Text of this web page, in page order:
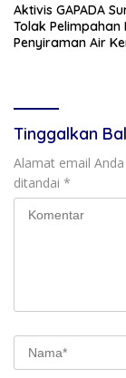
Aktivis GAPADA
Tolak Pelimpahan
Penyiraman Air
Tinggalkan
Alamat email
ditandai *